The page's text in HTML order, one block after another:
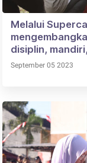
Melalui
disiplin,
September 05 2023